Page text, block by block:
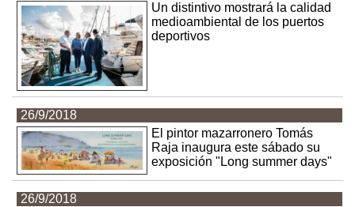
Un distintivo mostrará la calidad
medioambiental de los puertos
deportivos
26/9/2018
El pintor mazarronero Tomás
Raja inaugura este sábado su
exposición "Long summer days"
26/9/2018